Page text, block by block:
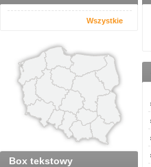
Wszystkie
Box tekstowy